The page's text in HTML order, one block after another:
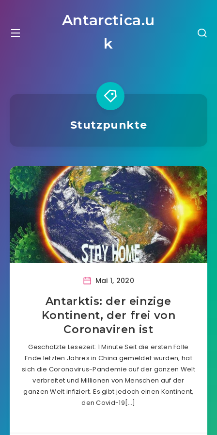
Antarctica.u
k
Stutzpunkte
Mai 1, 2020
Antarktis: der einzige
Kontinent, der frei von
Coronaviren ist
Geschätzte Lesezeit: 1 Minute Seit die ersten Fälle
Ende letzten Jahres in China gemeldet wurden, hat
sich die Coronavirus-Pandemie auf der ganzen Welt
verbreitet und Millionen von Menschen auf der
ganzen Welt infiziert. Es gibt jedoch einen Kontinent,
den Covid-19[…]